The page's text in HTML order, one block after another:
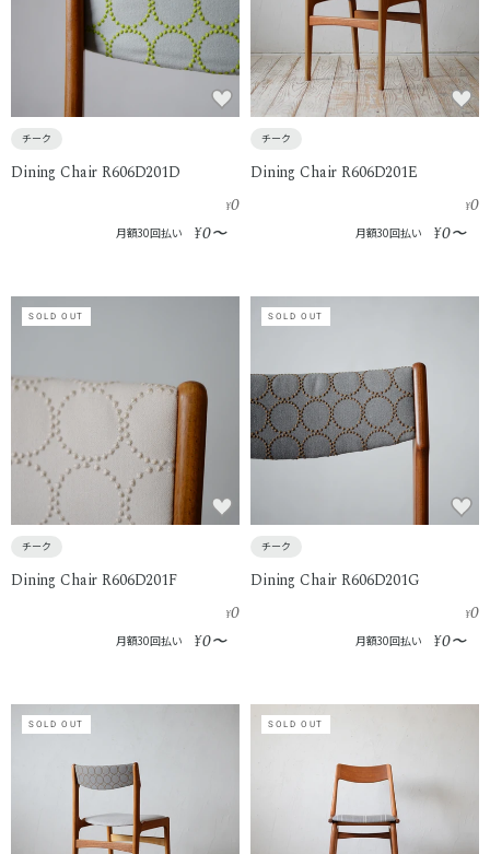
チーク
Dining Chair R606D201D
¥0
月額30回払い ¥0〜
チーク
Dining Chair R606D201E
¥0
月額30回払い ¥0〜
SOLD OUT
チーク
Dining Chair R606D201F
¥0
月額30回払い ¥0〜
SOLD OUT
チーク
Dining Chair R606D201G
¥0
月額30回払い ¥0〜
SOLD OUT SOLD OUT